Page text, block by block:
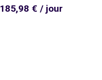
185,98 € / jour